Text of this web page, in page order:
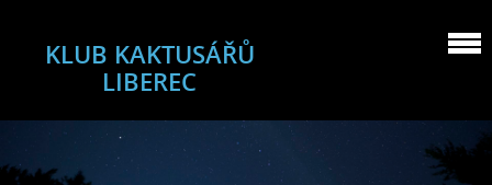
KLUB KAKTUSÁŘŮ
LIBEREC